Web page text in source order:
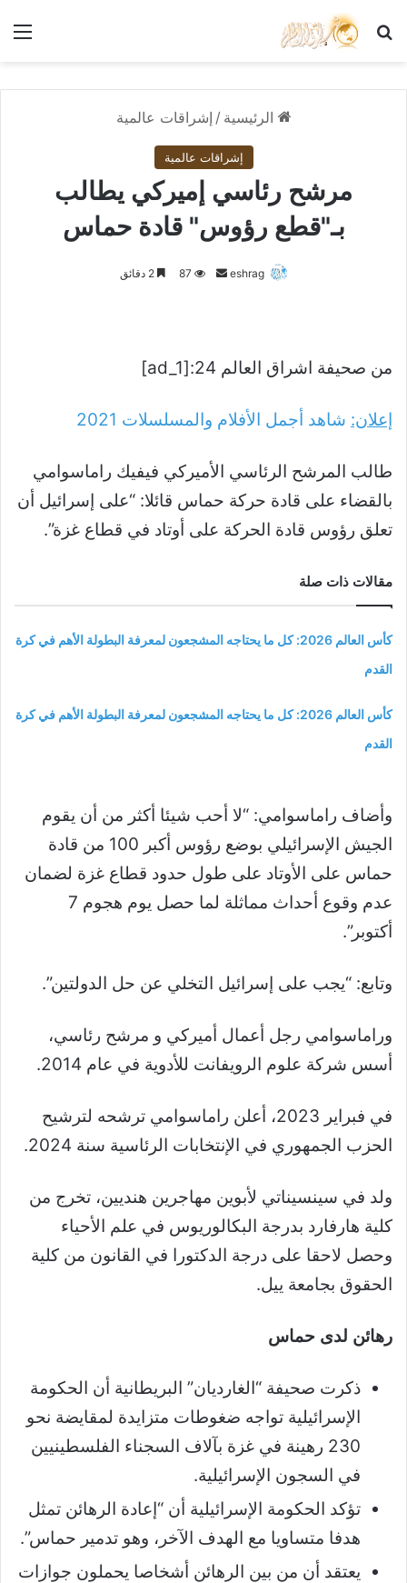
بحث عن
الرئيسية / إشراقات عالمية
إشراقات عالمية
مرشح رئاسي إميركي يطالب
بـ"قطع رؤوس" قادة حماس
eshrag
أرسل 87 2 دقائق
من صحيفة اشراق العالم 24:[ad_1]
إعلان: شاهد أجمل الأفلام والمسلسلات 2021
طالب المرشح الرئاسي الأميركي فيفيك راماسوامي
بالقضاء على قادة حركة حماس قائلا: “على إسرائيل أن
تعلق رؤوس قادة الحركة على أوتاد في قطاع غزة”.
مقالات ذات صلة
كأس العالم 2026: كل ما يحتاجه المشجعون لمعرفة البطولة الأهم في كرة
القدم
كأس العالم 2026: كل ما يحتاجه المشجعون لمعرفة البطولة الأهم في كرة
القدم
وأضاف راماسوامي: “لا أحب شيئا أكثر من أن يقوم
الجيش الإسرائيلي بوضع رؤوس أكبر 100 من قادة
حماس على الأوتاد على طول حدود قطاع غزة لضمان
عدم وقوع أحداث مماثلة لما حصل يوم هجوم 7
أكتوبر”.
وتابع: “يجب على إسرائيل التخلي عن حل الدولتين”.
وراماسوامي رجل أعمال أميركي و مرشح رئاسي،
أسس شركة علوم الرويفانت للأدوية في عام 2014.
في فبراير 2023، أعلن راماسوامي ترشحه لترشيح
الحزب الجمهوري في الإنتخابات الرئاسية سنة 2024.
ولد في سينسيناتي لأبوين مهاجرين هنديين، تخرج من
كلية هارفارد بدرجة البكالوريوس في علم الأحياء
وحصل لاحقا على درجة الدكتورا في القانون من كلية
الحقوق بجامعة ييل.
رهائن لدى حماس
ذكرت صحيفة “الغارديان” البريطانية أن الحكومة
الإسرائيلية تواجه ضغوطات متزايدة لمقايضة نحو
230 رهينة في غزة بآلاف السجناء الفلسطينيين
في السجون الإسرائيلية.
تؤكد الحكومة الإسرائيلية أن “إعادة الرهائن تمثل
هدفا متساويا مع الهدف الآخر، وهو تدمير حماس”.
يعتقد أن من بين الرهائن أشخاصا يحملون جوازات